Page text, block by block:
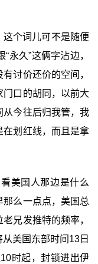
这个词儿可不是随便
永久”这俩字沾边，
讨价还价的空间，
门口的胡同，以前大
从今往后归我管，我
在划红线，而且是拿
美国人那边是什么
那么一点点，美国总
兄发推特的频率，
美国东部时间13日
时起，封锁进出伊